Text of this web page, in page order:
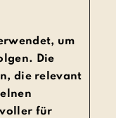
um
Die
die relevant
für